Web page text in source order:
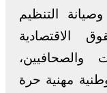
التنظيم
الاقتصادية
والصحافيين،
مهنية حرة